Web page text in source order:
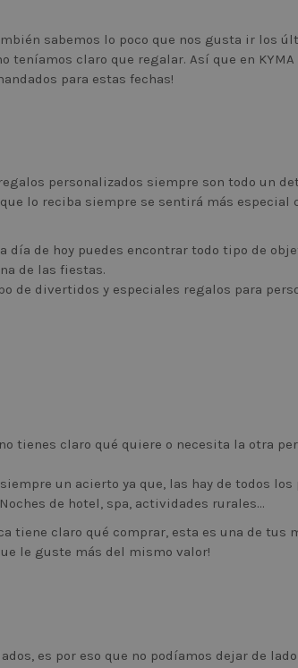
sabemos lo poco que nos gusta ir los
claro que regalar. Así que en KYMA
para estas fechas!
personalizados siempre son todo un
lo reciba siempre se sentirá más especial
día de hoy puedes encontrar todo tipo de
de las fiestas.
de divertidos y especiales regalos para
tienes claro qué quiere o necesita la otra
un acierto ya que, las hay de todos los
de hotel, spa, actividades rurales…
tiene claro qué comprar, esta es una de tus
le guste más del mismo valor!
es por eso que no podíamos dejar de